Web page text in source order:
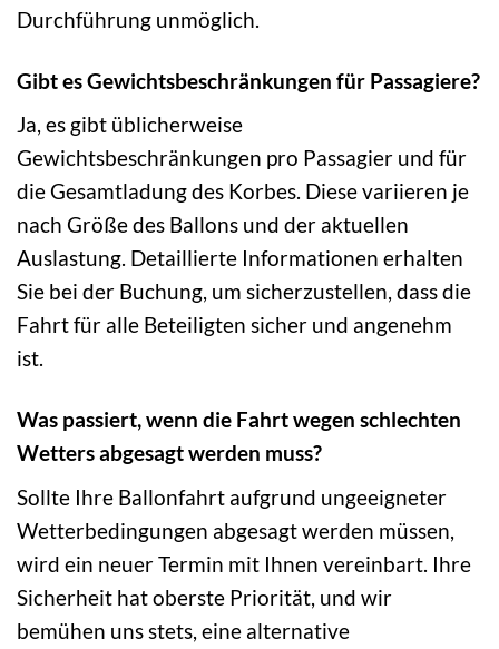
Durchführung unmöglich.
Gibt es Gewichtsbeschränkungen für Passagiere?
Ja, es gibt üblicherweise
Gewichtsbeschränkungen pro Passagier und für
die Gesamtladung des Korbes. Diese variieren je
nach Größe des Ballons und der aktuellen
Auslastung. Detaillierte Informationen erhalten
Sie bei der Buchung, um sicherzustellen, dass die
Fahrt für alle Beteiligten sicher und angenehm
ist.
Was passiert, wenn die Fahrt wegen schlechten
Wetters abgesagt werden muss?
Sollte Ihre Ballonfahrt aufgrund ungeeigneter
Wetterbedingungen abgesagt werden müssen,
wird ein neuer Termin mit Ihnen vereinbart. Ihre
Sicherheit hat oberste Priorität, und wir
bemühen uns stets, eine alternative